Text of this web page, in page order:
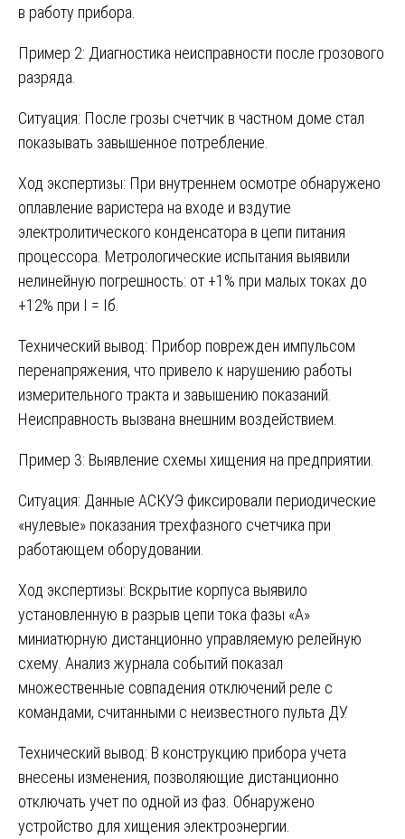
в работу прибора.
Пример 2: Диагностика неисправности после грозового
разряда.
Ситуация: После грозы счетчик в частном доме стал
показывать завышенное потребление.
Ход экспертизы: При внутреннем осмотре обнаружено
оплавление варистера на входе и вздутие
электролитического конденсатора в цепи питания
процессора. Метрологические испытания выявили
нелинейную погрешность: от +1% при малых токах до
+12% при I = Iб.
Технический вывод: Прибор поврежден импульсом
перенапряжения, что привело к нарушению работы
измерительного тракта и завышению показаний.
Неисправность вызвана внешним воздействием.
Пример 3: Выявление схемы хищения на предприятии.
Ситуация: Данные АСКУЭ фиксировали периодические
«нулевые» показания трехфазного счетчика при
работающем оборудовании.
Ход экспертизы: Вскрытие корпуса выявило
установленную в разрыв цепи тока фазы «А»
миниатюрную дистанционно управляемую релейную
схему. Анализ журнала событий показал
множественные совпадения отключений реле с
командами, считанными с неизвестного пульта ДУ.
Технический вывод: В конструкцию прибора учета
внесены изменения, позволяющие дистанционно
отключать учет по одной из фаз. Обнаружено
устройство для хищения электроэнергии.